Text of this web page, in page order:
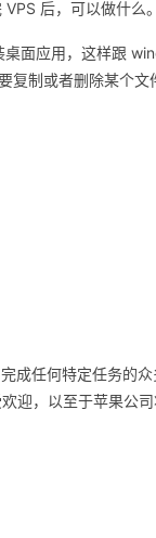
后，可以做什么。
面应用，这样跟
复制或者删除某个文
任何特定任务的众
迎，以至于苹果公